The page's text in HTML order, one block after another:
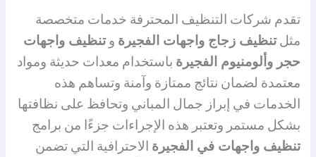
تقدم شركات التنظيف المحترفة خدمات متخصصة
مثلتنظيف زجاج واجهات الفجيرة وتنظيف واجهات
حجر وألومنيوم الفجيرة باستخدام معدات حديثة ومواد
معتمدة لضمان نتائج ممتازة وآمنة وتساهم هذه
الخدمات في إبراز جمال المباني وتحافظ على نظافتها
بشكل مستمر وتعتبر هذه الإجراءات جزءًا من برامج
تنظيف واجهات في الفجيرة الاحترافية التي تضمن